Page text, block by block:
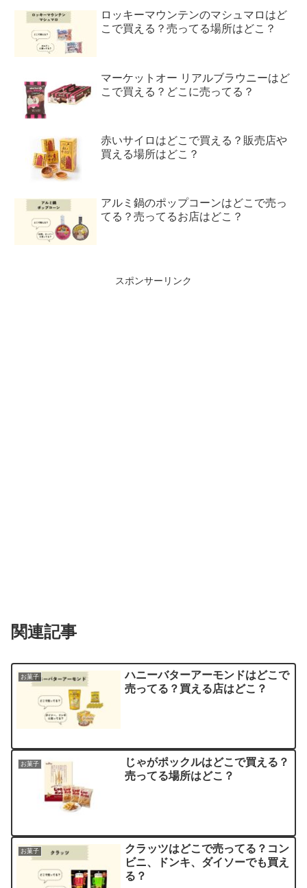
ロッキーマウンテンのマシュマロはど
こで買える？売ってる場所はどこ？
マーケットオー リアルブラウニーはど
こで買える？どこに売ってる？
赤いサイロはどこで買える？販売店や
買える場所はどこ？
アルミ鍋のポップコーンはどこで売っ
てる？売ってるお店はどこ？
スポンサーリンク
関連記事
お菓子
ハニーバターアーモンドはどこで
売ってる？買える店はどこ？
お菓子
じゃがポックルはどこで買える？
売ってる場所はどこ？
お菓子
クラッツはどこで売ってる？コン
ビニ、ドンキ、ダイソーでも買え
る？